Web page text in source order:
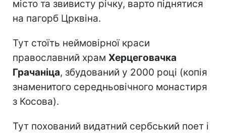
місто та звивисту річку, варто піднятися
на пагорб Црквіна.
Тут стоїть неймовірної краси
православний храм Херцеговачка
Грачаніца, збудований у 2000 році (копія
знаменитого середньовічного монастиря
з Косова).
Тут похований видатний сербський поет і